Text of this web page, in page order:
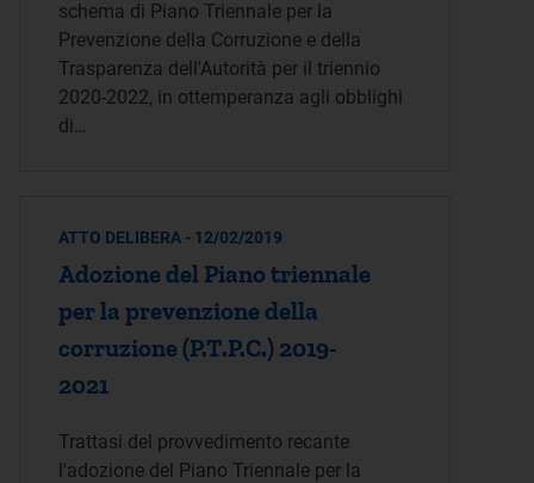
schema di Piano Triennale per la
Prevenzione della Corruzione e della
Trasparenza dell'Autorità per il triennio
2020-2022, in ottemperanza agli obblighi
di…
ATTO DELIBERA - 12/02/2019
Adozione del Piano triennale
per la prevenzione della
corruzione (P.T.P.C.) 2019-
2021
Trattasi del provvedimento recante
l'adozione del Piano Triennale per la